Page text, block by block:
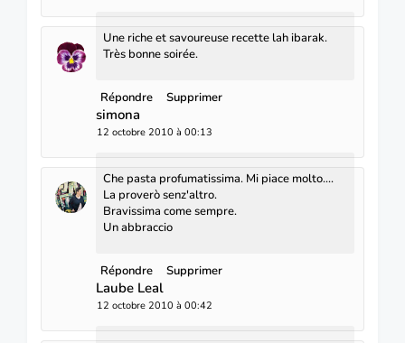
Une riche et savoureuse recette lah ibarak.
Très bonne soirée.
Répondre Supprimer
simona
12 octobre 2010 à 00:13
Che pasta profumatissima. Mi piace molto....
La proverò senz'altro.
Bravissima come sempre.
Un abbraccio
Répondre Supprimer
Laube Leal
12 octobre 2010 à 00:42